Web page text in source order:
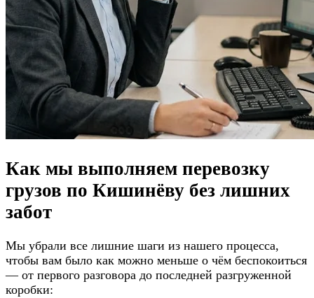
Как мы выполняем перевозку
грузов по Кишинёву без лишних
забот
Мы убрали все лишние шаги из нашего процесса,
чтобы вам было как можно меньше о чём беспокоиться
— от первого разговора до последней разгруженной
коробки: